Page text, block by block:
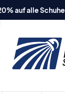
auf alle Schuhe